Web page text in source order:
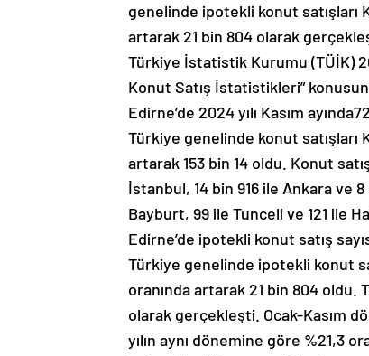
genelinde ipotekli konut satışları
artarak 21 bin 804 olarak
Türkiye İstatistik Kurumu (TÜİK)
Konut Satış İstatistikleri”
Edirne’de 2024 yılı Kasım
Türkiye genelinde konut satışları
artarak 153 bin 14 oldu. Konut
İstanbul, 14 bin 916 ile Ankara ve
Bayburt, 99 ile Tunceli ve 121 ile
Edirne’de ipotekli konut satış
Türkiye genelinde ipotekli konut
oranında artarak 21 bin 804 oldu.
olarak gerçekleşti. Ocak-Kasım
yılın aynı dönemine göre %21,3